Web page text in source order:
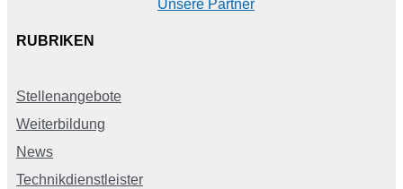
Unsere Partner
RUBRIKEN
Stellenangebote
Weiterbildung
News
Technikdienstleister